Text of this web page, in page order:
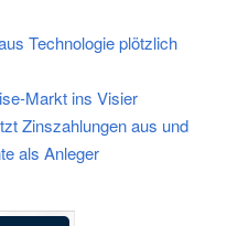
Technologie plötzlich
Markt ins Visier
Zinszahlungen aus und
als Anleger